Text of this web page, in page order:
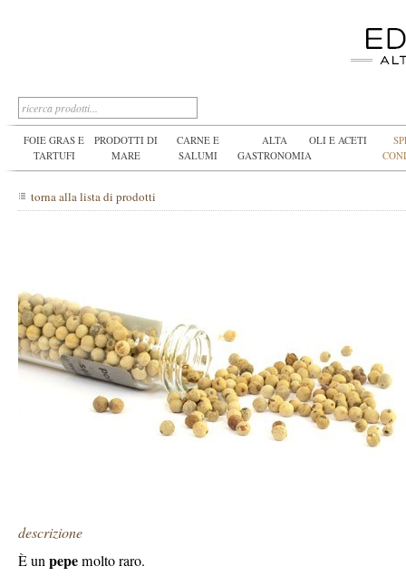
FOIE GRAS E
TARTUFI
PRODOTTI DI
MARE
CARNE E
SALUMI
ALTA
GASTRONOMIA
OLI E ACETI
torna alla lista di prodotti
descrizione
È unpepemolto raro.